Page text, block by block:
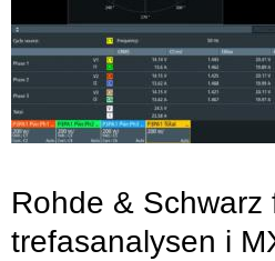
Rohde & Schwarz
trefasanalysen i